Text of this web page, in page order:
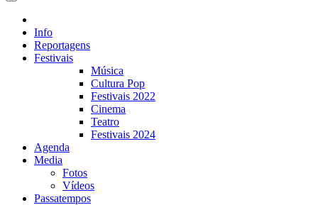
Info
Reportagens
Festivais
Música
Cultura Pop
Festivais 2022
Cinema
Teatro
Festivais 2024
Agenda
Media
Fotos
Vídeos
Passatempos